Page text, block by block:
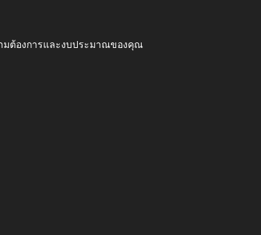
มต้องการและงบประมาณของคุณ